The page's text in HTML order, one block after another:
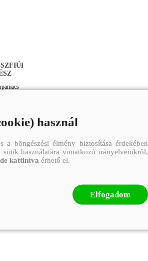
2
499.-
használ
a böngészési élmény biztosítása érdekében
használatára vonatkozó irányelveinkről,
kattintva érhető el.
Elfogadom